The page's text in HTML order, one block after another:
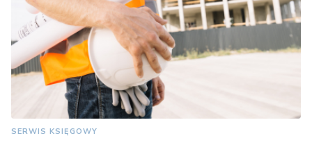
SERWIS KSIĘGOWY